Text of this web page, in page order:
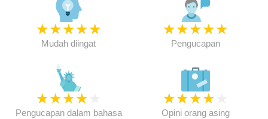
★★★★★
Mudah diingat
★★★★★
Pengucapan
★★★★
Pengucapan dalam bahasa
★★★★
Opini orang asing